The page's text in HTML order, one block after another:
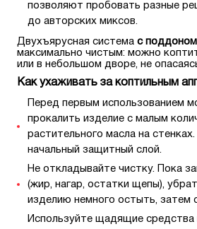
позволяют пробовать разные
до авторских миксов.
Двухъярусная система с поддоном
максимально чистым: можно
или в небольшом дворе, не
Как ухаживать за коптильным
Перед первым использованием
прокалить изделие с малым
растительного масла на
начальный защитный слой.
Не откладывайте чистку. Пока
(жир, нагар, остатки щепы),
изделию немного остыть, затем
Используйте щадящие средства